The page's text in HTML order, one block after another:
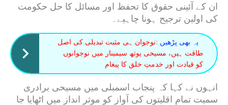
ان کے آئینی حقوق کا تحفظ اور مسائل کا حل حکومت
کی اولین ترجیح ہونا چاہیے۔
یہ بھی پڑھیں :نوجوان ہی مثبت تبدیلی کی اصل
طاقت ہیں، مسیحی یوتھ سیمینار میں نوجوانوں
کو قیادت اور خدمتِ خلق کا پیغام
انہوں نے کہا کہ پنجاب اسمبلی میں مسیحی برادری
سمیت تمام اقلیتوں کی آواز کو موثر انداز میں اٹھایا جا